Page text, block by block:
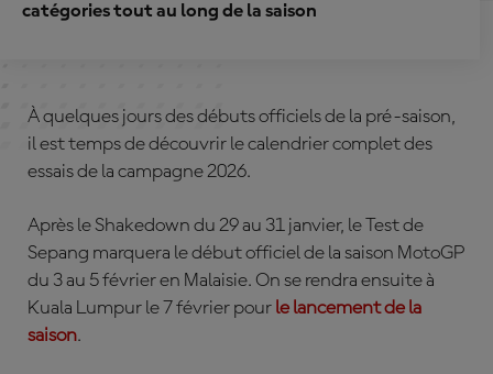
catégories tout au long de la saison
À quelques jours des débuts officiels de la pré-saison,
il est temps de découvrir le calendrier complet des
essais de la campagne 2026.
Après le Shakedown du 29 au 31 janvier, le Test de
Sepang marquera le début officiel de la saison MotoGP
du 3 au 5 février en Malaisie. On se rendra ensuite à
Kuala Lumpur le 7 février pour le lancement de la
saison.